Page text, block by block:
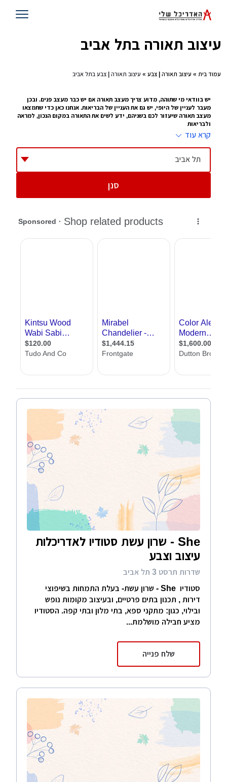
עיצוב תאורה בתל אביב
עמוד בית » עיצוב תאורה | צבע » עיצוב תאורה | צבע בתל אביב
יש בוודאי מי שתוהה, מדוע צריך מעצב תאורה אם יש כבר מעצב פנים. ובכן
מעבר לעניין של היופי, יש גם את העניין של הבריאות. אנחנו כאן כדי שתמצאו
מעצב תאורה שיעזור לכם בשניהם, ידע לשים את התאורה במקום הנכון, למראה
ולבריאות
ביממה, או נמצא בבית, קורא או מסתכל על טלוויזיה כמה שעות ביום , יודע איזו
השפעה יש לתאורה על העיניים שלו. זו הסיבה שמתוך
צמח לו תחום של
עיצוב תאורה, מעצב שמציע היכן לשים את התאורה, באיזו כמות ובאיזו צורה.
ההשפעה שלו על הבית יכולה להיות עצומה
תוודאו שהתאורה נמצאת במקום שילד לא יכול להגיע אליה
תוודאו שיש תאורה מספקת לקריאה ליד השולחן וליד המיטה
קרא עוד
תל אביב
סנן
She - שרון עשת סטודיו לאדריכלות
עיצוב וצבע
שדרות תרסט 3 תל אביב
סטודיו She - שרון עשת- בעלת התמחות בשיפוצי
דירות , תכנון בתים פרטיים, ובעיצוב מקומות נופש
ובילוי, כגון: מתקני ספא, בתי מלון ובתי קפה. הסטודיו
מציע חבילה מושלמת...
שלח פנייה